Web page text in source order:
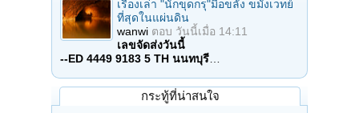
เรื่องเล่า "นักขุดกรุ"มือขลัง ขมังเวทย์
ที่สุดในแผ่นดิน
wanwi ตอบ วันนี้เมื่อ 14:11
เลขจัดส่งวันนี้
--ED 4449 9183 5 TH นนทบุรี
กระทู้ที่น่าสนใจ